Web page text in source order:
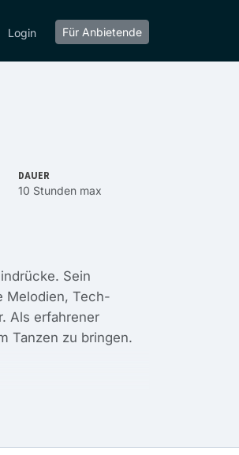
Login Für Anbietende
DAUER
10 Stunden max
Sein
Melodien, Tech-
Als erfahrener
Tanzen zu bringen.